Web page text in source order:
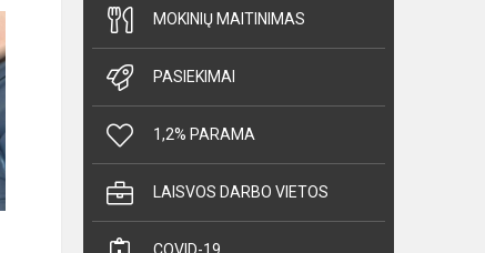
MOKINIŲ MAITINIMAS
PASIEKIMAI
1,2% PARAMA
LAISVOS DARBO VIETOS